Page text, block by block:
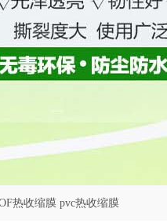
热收缩膜 pvc热收缩膜